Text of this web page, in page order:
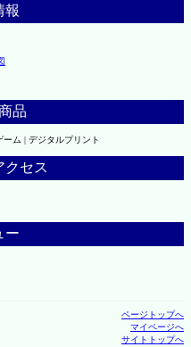
報
品
ム | デジタルプリント
クセス
ー
ページトップへ
マイページへ
サイトトップへ